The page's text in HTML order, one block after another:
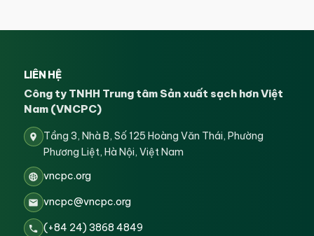
LIÊN HỆ
Công ty TNHH Trung tâm Sản xuất sạch hơn Việt
Nam (VNCPC)
Tầng 3, Nhà B, Số 125 Hoàng Văn Thái, Phường
Phương Liệt, Hà Nội, Việt Nam
vncpc.org
vncpc@vncpc.org
(+84 24) 3868 4849